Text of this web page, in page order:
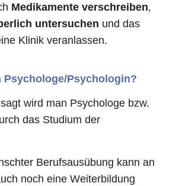
Medikamente verschreiben,
untersuchen und das
Klinik veranlassen.
Psychologe/Psychologin?
wird man Psychologe bzw.
das Studium der
Berufsausübung kann an
noch eine Weiterbildung